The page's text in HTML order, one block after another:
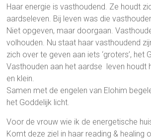
Haar energie is vasthoudend. Ze houdt
aardseleven. Bij leven was die
Niet opgeven, maar doorgaan.
volhouden. Nu staat haar vasthoudend
zich over te geven aan iets ‘groters’, het
Vasthouden aan het aardse leven houdt
en klein.
Samen met de engelen van Elohim
het Goddelijk licht.
Voor de vrouw wie ik de energetische
Komt deze ziel in haar reading & healing